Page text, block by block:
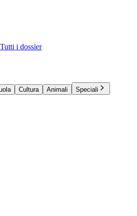
Tutti i dossier
Cultura Animali
Speciali